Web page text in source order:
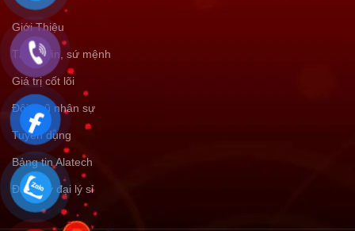
Giới Thiệu
Tầm nhìn, sứ mệnh
Giá trị cốt lõi
Đội ngũ nhân sự
Tuyển dụng
Bảng tin Alatech
Đăng ký đại lý sỉ